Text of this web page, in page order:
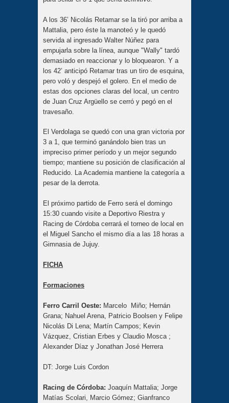
A los 36’ Nicolás Retamar se la tiró por arriba a
Mattalia, pero éste la manoteó y le quedó
servida al ingresado Walter Núñez para
empujarla sobre la línea, aunque "Wally" tardó
demasiado en reaccionar y lo bloquearon. Y a
los 42’ anticipó Retamar tras un tiro de esquina,
pero voló y despejó el golero. En el medio de
estas dos opciones claras del local, un centro
de Juan Cruz Argüello se cerró y pegó en el
travesaño.
El Verdolaga se quedó con una gran victoria por
3 a 1, que terminó ganándolo bien tras un
impreciso primer período y un mejor segundo
tiempo; mantiene su posición de clasificación al
Reducido. La Academia mantiene la categoría a
pesar de la derrota.
El próximo partido de Ferro será el domingo
15:30 cuando visite a Deportivo Riestra y
Racing de Córdoba cerrará el torneo de local en
el Miguel Sancho el mismo día a las 18 horas a
Gimnasia de Jujuy.
FICHA
Formaciones
Ferro Carril Oeste: Marcelo Miño; Hernán
Grana; Nahuel Arena, Patricio Boolsen y Felipe
Nicolás Di Lena; Martín Campos; Kevin
Vázquez, Cristian Erbes y Claudio Mosca ;
Alexander Díaz y Jonathan José Herrera
DT: Jorge Luis Cordon
Racing de Córdoba: Joaquín Mattalia; Jorge
Matías Scolari, Marcio Gómez; Gianfranco